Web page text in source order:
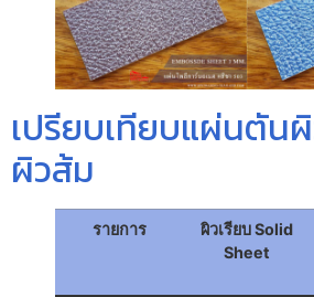
เปรียบเทียบแผ่นตันผิ
ผิวส้ม
รายการ
ผิวเรียบ Solid
Sheet